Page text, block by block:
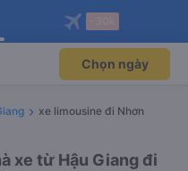
độc
Mở app
máy bay qua
Mở app
Chọn ngày
xe limousine đi Nhơn
xe từ Hậu Giang đi